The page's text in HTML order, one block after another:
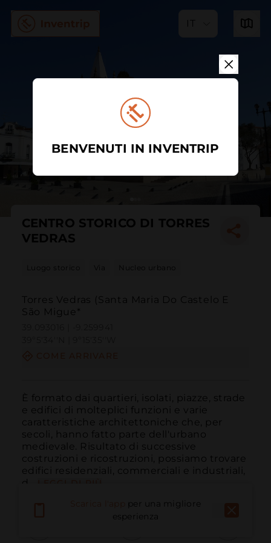
IT
CENTRO STORICO DI TORRES
VEDRAS
Luogo storico Via Nucleo urbano
Torres Vedras (Santa Maria Do Castelo E
São Migue*
È formato dai quartieri, isolati, piazze, strade
e edifici di molteplici funzioni e varie
caratteristiche architettoniche che, per
secoli, hanno fatto parte dell'urbano
medievale. Risultato di successive
costruzioni e ricostruzioni, possiamo trovare
edifici residenziali, commerciali e industriali,
d...
per una migliore
esperienza
BENVENUTI IN INVENTRIP